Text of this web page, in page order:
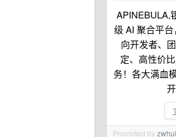
APINEBULA,
级 AI 聚合平
向开发者、
定、高性价
务！各大满血
Promoted byzwhui